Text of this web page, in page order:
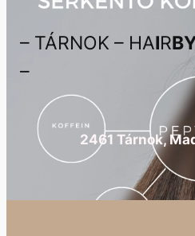
– TÁRNOK – HAIR
–
2461 Tárnok,